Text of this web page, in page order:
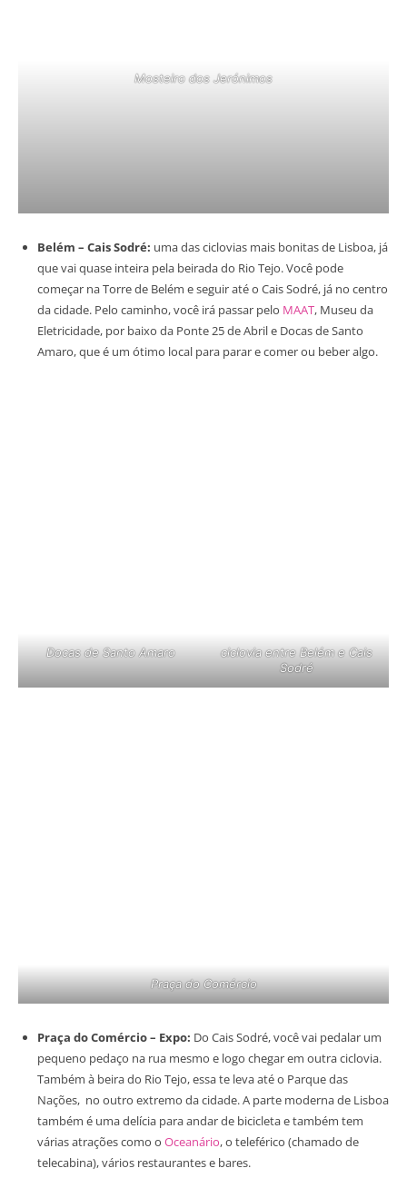
Mosteiro dos Jerónimos
Belém – Cais Sodré: uma das ciclovias mais bonitas de Lisboa, já
que vai quase inteira pela beirada do Rio Tejo. Você pode
começar na Torre de Belém e seguir até o Cais Sodré, já no centro
da cidade. Pelo caminho, você irá passar pelo MAAT, Museu da
Eletricidade, por baixo da Ponte 25 de Abril e Docas de Santo
Amaro, que é um ótimo local para parar e comer ou beber algo.
Docas de Santo Amaro
ciclovia entre Belém e Cais
Sodré
Praça do Comércio
Praça do Comércio – Expo: Do Cais Sodré, você vai pedalar um
pequeno pedaço na rua mesmo e logo chegar em outra ciclovia.
Também à beira do Rio Tejo, essa te leva até o Parque das
Nações, no outro extremo da cidade. A parte moderna de Lisboa
também é uma delícia para andar de bicicleta e também tem
várias atrações como o Oceanário, o teleférico (chamado de
telecabina), vários restaurantes e bares.